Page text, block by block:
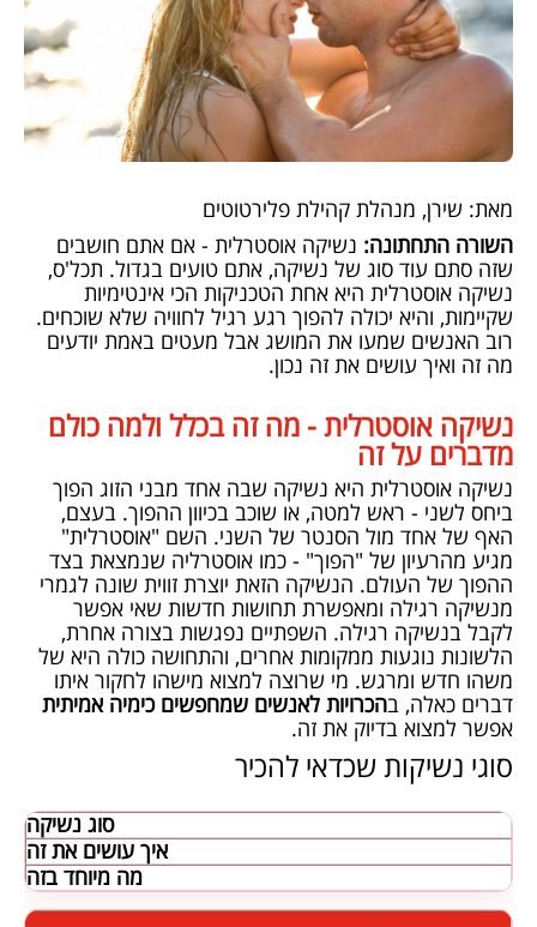
מאת: שירן, מנהלת קהילת פלירטוטים
השורה התחתונה: נשיקה אוסטרלית - אם אתם חושבים
שזה סתם עוד סוג של נשיקה, אתם טועים בגדול. תכל'ס,
נשיקה אוסטרלית היא אחת הטכניקות הכי אינטימיות
שקיימות, והיא יכולה להפוך רגע רגיל לחוויה שלא שוכחים.
רוב האנשים שמעו את המושג אבל מעטים באמת יודעים
מה זה ואיך עושים את זה נכון.
נשיקה אוסטרלית - מה זה בכלל ולמה כולם
מדברים על זה
נשיקה אוסטרלית היא נשיקה שבה אחד מבני הזוג הפוך
ביחס לשני - ראש למטה, או שוכב בכיוון ההפוך. בעצם,
האף של אחד מול הסנטר של השני. השם "אוסטרלית"
מגיע מהרעיון של "הפוך" - כמו אוסטרליה שנמצאת בצד
ההפוך של העולם. הנשיקה הזאת יוצרת זווית שונה לגמרי
מנשיקה רגילה ומאפשרת תחושות חדשות שאי אפשר
לקבל בנשיקה רגילה. השפתיים נפגשות בצורה אחרת,
הלשונות נוגעות ממקומות אחרים, והתחושה כולה היא של
משהו חדש ומרגש. מי שרוצה למצוא מישהו לחקור איתו
דברים כאלה, בהכרויות לאנשים שמחפשים כימיה אמיתית
אפשר למצוא בדיוק את זה.
סוגי נשיקות שכדאי להכיר
סוג נשיקה
איך עושים את זה
מה מיוחד בזה